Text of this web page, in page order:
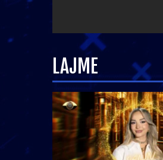
LAJME